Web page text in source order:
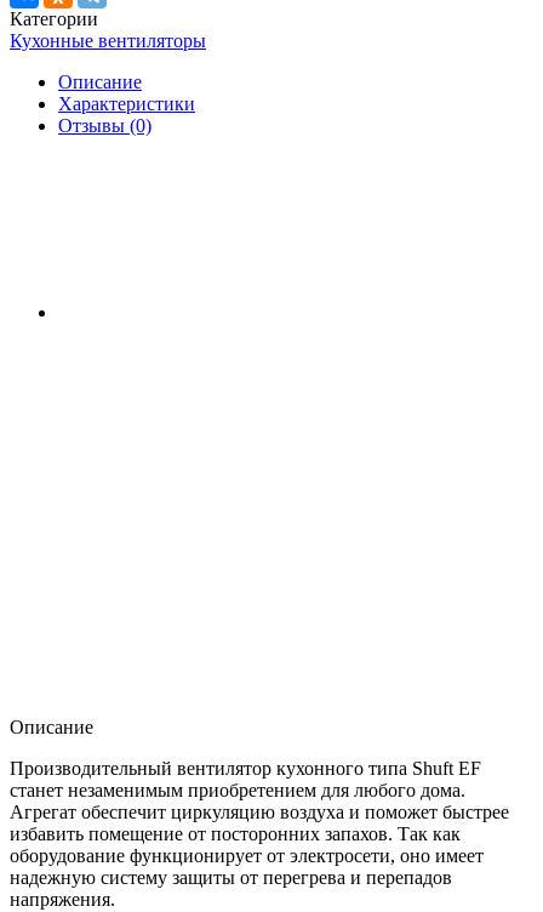
Категории
Кухонные вентиляторы
Описание
Характеристики
Отзывы (0)
Описание
Производительный вентилятор кухонного типа Shuft EF
станет незаменимым приобретением для любого дома.
Агрегат обеспечит циркуляцию воздуха и поможет быстрее
избавить помещение от посторонних запахов. Так как
оборудование функционирует от электросети, оно имеет
надежную систему защиты от перегрева и перепадов
напряжения.